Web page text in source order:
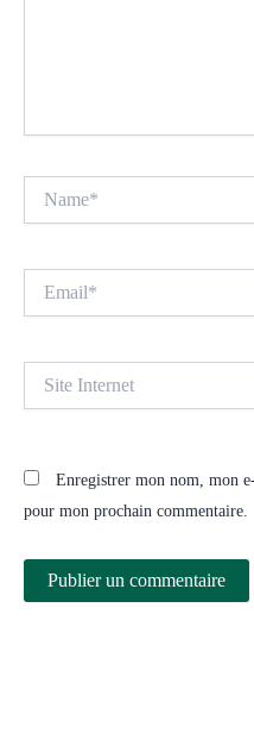
Internet
Enregistrer mon nom, mon
pour mon prochain commentaire.